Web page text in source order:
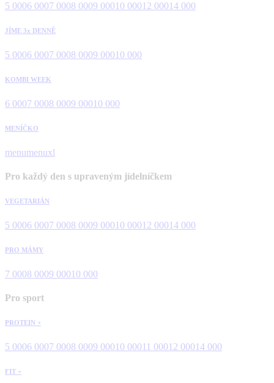
5 0006 0007 0008 0009 00010 00012 00014 000
JÍME 3x DENNĚ
5 0006 0007 0008 0009 00010 000
KOMBI WEEK
6 0007 0008 0009 00010 000
MENÍČKO
menumenuxl
Pro každý den s upraveným jídelníčkem
VEGETARIÁN
5 0006 0007 0008 0009 00010 00012 00014 000
PRO MÁMY
7 0008 0009 00010 000
Pro sport
PROTEIN +
5 0006 0007 0008 0009 00010 00011 00012 00014 000
FIT +